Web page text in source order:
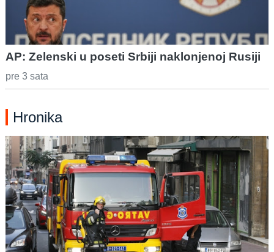
AP: Zelenski u poseti Srbiji naklonjenoj Rusiji
pre 3 sata
Hronika